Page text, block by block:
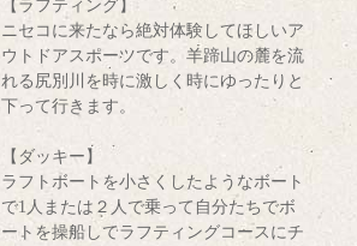
【ラフティング】
ニセコに来たなら絶対体験してほしいア
ウトドアスポーツです。羊蹄山の麓を流
れる尻別川を時に激しく時にゆったりと
下って行きます。
【ダッキー】
ラフトボートを小さくしたようなボート
で1人または２人で乗って自分たちでボ
ートを操船してラフティングコースにチ